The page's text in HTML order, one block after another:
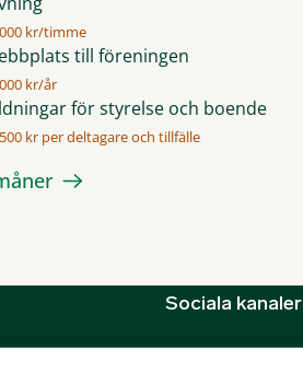
kr/timme
till föreningen
kr/år
för styrelse och boende
kr per deltagare och tillfälle
Sociala kanaler